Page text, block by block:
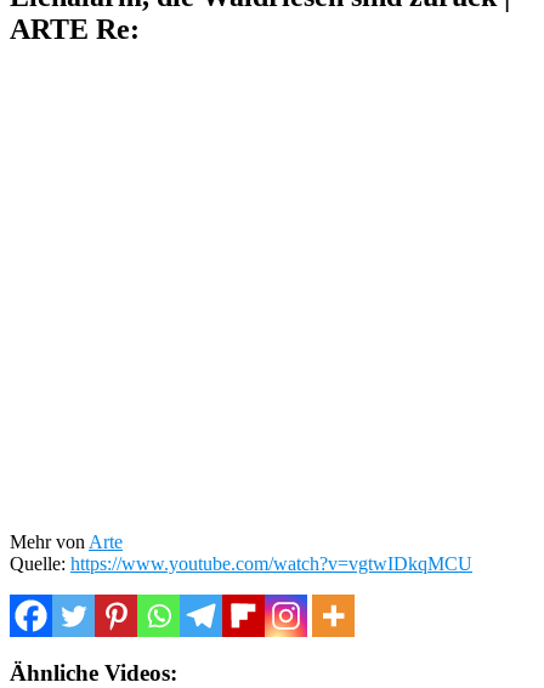
ARTE Re:
Mehr von Arte
Quelle: https://www.youtube.com/watch?v=vgtwIDkqMCU
Ähnliche Videos: